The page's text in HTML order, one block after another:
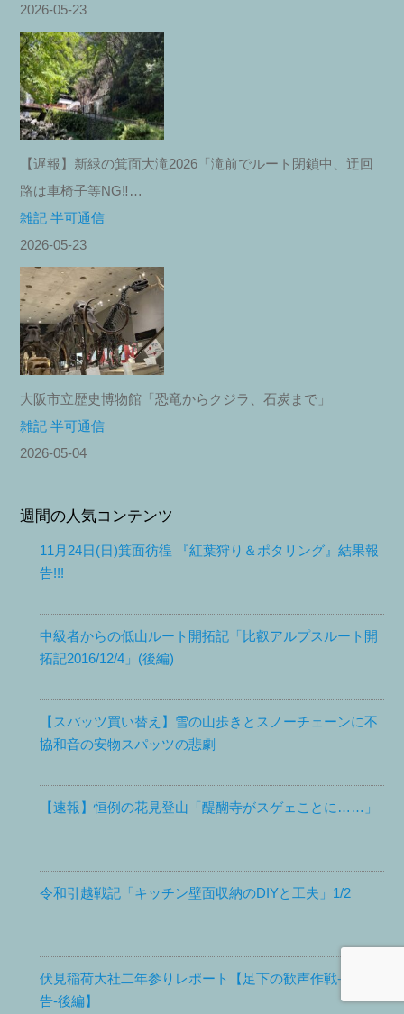
2026-05-23
【遅報】新緑の箕面大滝2026「滝前でルート閉鎖中、迂回
路は車椅子等NG‼︎…
雑記 半可通信
2026-05-23
大阪市立歴史博物館「恐竜からクジラ、石炭まで」
雑記 半可通信
2026-05-04
週間の人気コンテンツ
11月24日(日)箕面彷徨 『紅葉狩り＆ポタリング』結果報
告!!!
中級者からの低山ルート開拓記「比叡アルプスルート開
拓記2016/12/4」(後編)
【スパッツ買い替え】雪の山歩きとスノーチェーンに不
協和音の安物スパッツの悲劇
【速報】恒例の花見登山「醍醐寺がスゲェことに……」
令和引越戦記「キッチン壁面収納のDIYと工夫」1/2
伏見稲荷大社二年参りレポート【足下の歓声作戦-結果報
告-後編】